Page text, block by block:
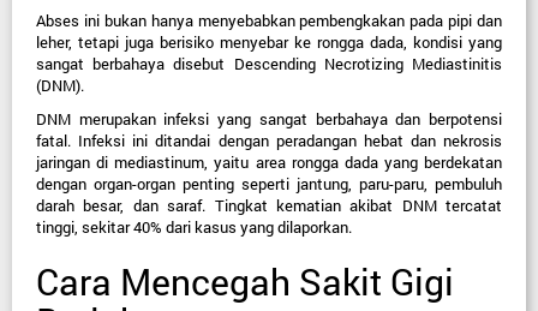
Abses ini bukan hanya menyebabkan pembengkakan pada pipi dan
leher, tetapi juga berisiko menyebar ke rongga dada, kondisi yang
sangat berbahaya disebut Descending Necrotizing Mediastinitis
(DNM).
DNM merupakan infeksi yang sangat berbahaya dan berpotensi
fatal. Infeksi ini ditandai dengan peradangan hebat dan nekrosis
jaringan di mediastinum, yaitu area rongga dada yang berdekatan
dengan organ-organ penting seperti jantung, paru-paru, pembuluh
darah besar, dan saraf. Tingkat kematian akibat DNM tercatat
tinggi, sekitar 40% dari kasus yang dilaporkan.
Cara Mencegah Sakit Gigi